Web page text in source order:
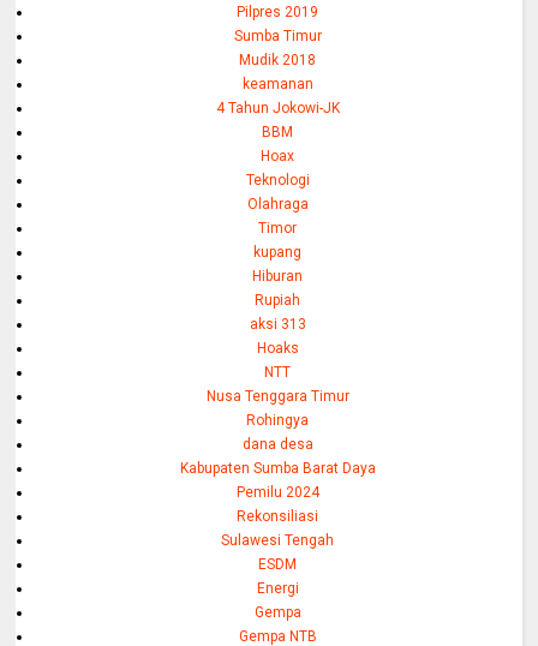
Pilpres 2019
Sumba Timur
Mudik 2018
keamanan
4 Tahun Jokowi-JK
BBM
Hoax
Teknologi
Olahraga
Timor
kupang
Hiburan
Rupiah
aksi 313
Hoaks
NTT
Nusa Tenggara Timur
Rohingya
dana desa
Kabupaten Sumba Barat Daya
Pemilu 2024
Rekonsiliasi
Sulawesi Tengah
ESDM
Energi
Gempa
Gempa NTB